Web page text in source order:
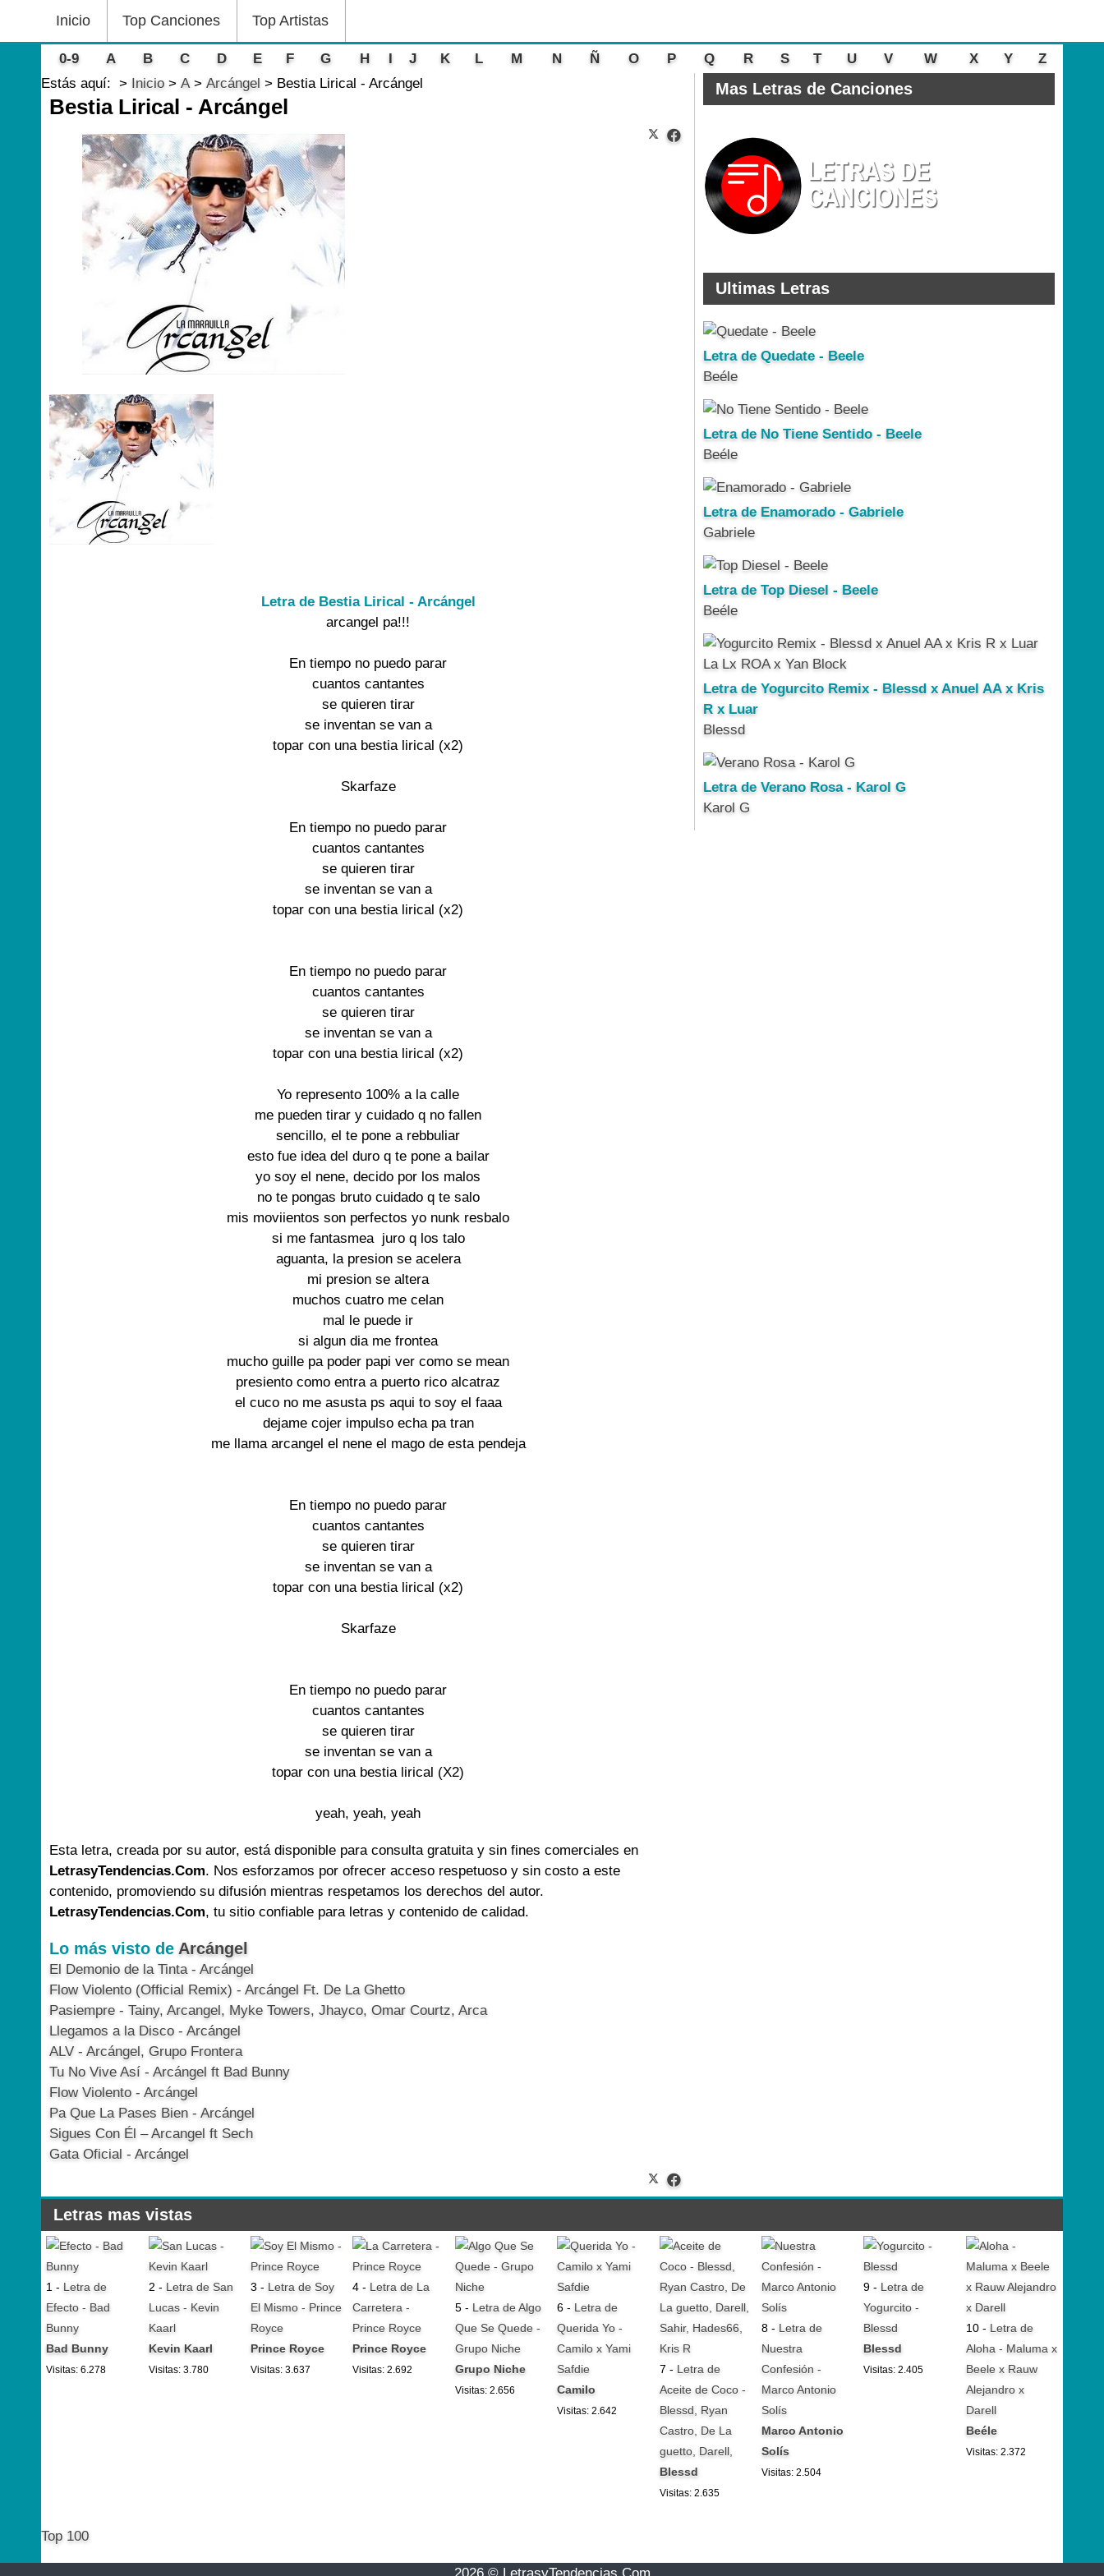
Inicio Top Canciones Top Artistas
0-9 A B C D E F G H I J K L M N Ñ O P Q R S T U V W X Y
Z
Estás aquí:
Inicio A Arcángel Bestia Lirical - Arcángel
Bestia Lirical - Arcángel
Letra de Bestia Lirical - Arcángel
arcangel pa!!!
En tiempo no puedo parar
cuantos cantantes
se quieren tirar
se inventan se van a
topar con una bestia lirical (x2)
Skarfaze
En tiempo no puedo parar
cuantos cantantes
se quieren tirar
se inventan se van a
topar con una bestia lirical (x2)
En tiempo no puedo parar
cuantos cantantes
se quieren tirar
se inventan se van a
topar con una bestia lirical (x2)
Yo represento 100% a la calle
me pueden tirar y cuidado q no fallen
sencillo, el te pone a rebbuliar
esto fue idea del duro q te pone a bailar
yo soy el nene, decido por los malos
no te pongas bruto cuidado q te salo
mis moviientos son perfectos yo nunk resbalo
si me fantasmea  juro q los talo
aguanta, la presion se acelera
mi presion se altera
muchos cuatro me celan
mal le puede ir
si algun dia me frontea
mucho guille pa poder papi ver como se mean
presiento como entra a puerto rico alcatraz
el cuco no me asusta ps aqui to soy el faaa
dejame cojer impulso echa pa tran
me llama arcangel el nene el mago de esta pendeja
En tiempo no puedo parar
cuantos cantantes
se quieren tirar
se inventan se van a
topar con una bestia lirical (x2)
Skarfaze
En tiempo no puedo parar
cuantos cantantes
se quieren tirar
se inventan se van a
topar con una bestia lirical (X2)
yeah, yeah, yeah
Esta letra, creada por su autor, está disponible para consulta gratuita y sin fines comerciales en
LetrasyTendencias.Com. Nos esforzamos por ofrecer acceso respetuoso y sin costo a este
contenido, promoviendo su difusión mientras respetamos los derechos del autor.
LetrasyTendencias.Com, tu sitio confiable para letras y contenido de calidad.
Lo más visto de Arcángel
El Demonio de la Tinta - Arcángel
Flow Violento (Official Remix) - Arcángel Ft. De La Ghetto
Pasiempre - Tainy, Arcangel, Myke Towers, Jhayco, Omar Courtz, Arca
Llegamos a la Disco - Arcángel
ALV - Arcángel, Grupo Frontera
Tu No Vive Así - Arcángel ft Bad Bunny
Flow Violento - Arcángel
Pa Que La Pases Bien - Arcángel
Sigues Con Él – Arcangel ft Sech
Gata Oficial - Arcángel
Mas Letras de Canciones
Ultimas Letras
Letra de Quedate - Beele
Beéle
Letra de No Tiene Sentido - Beele
Beéle
Letra de Enamorado - Gabriele
Gabriele
Letra de Top Diesel - Beele
Beéle
Letra de Yogurcito Remix - Blessd x Anuel AA x Kris
R x Luar
Blessd
Letra de Verano Rosa - Karol G
Karol G
Letras mas vistas
1 - Letra de
Efecto - Bad
Bunny
Bad Bunny
Visitas: 6.278
2 - Letra de San
Lucas - Kevin
Kaarl
Kevin Kaarl
Visitas: 3.780
3 - Letra de Soy
El Mismo - Prince
Royce
Prince Royce
Visitas: 3.637
4 - Letra de La
Carretera -
Prince Royce
Prince Royce
Visitas: 2.692
5 - Letra de Algo
Que Se Quede -
Grupo Niche
Grupo Niche
Visitas: 2.656
6 - Letra de
Querida Yo -
Camilo x Yami
Safdie
Camilo
Visitas: 2.642
7 - Letra de
Aceite de Coco -
Blessd, Ryan
Castro, De La
guetto, Darell,
Blessd
Visitas: 2.635
8 - Letra de
Nuestra
Confesión -
Marco Antonio
Solís
Marco Antonio
Solís
Visitas: 2.504
9 - Letra de
Yogurcito -
Blessd
Blessd
Visitas: 2.405
10 - Letra de
Aloha - Maluma x
Beele x Rauw
Alejandro x
Darell
Beéle
Visitas: 2.372
Top 100
2026 © LetrasyTendencias.Com